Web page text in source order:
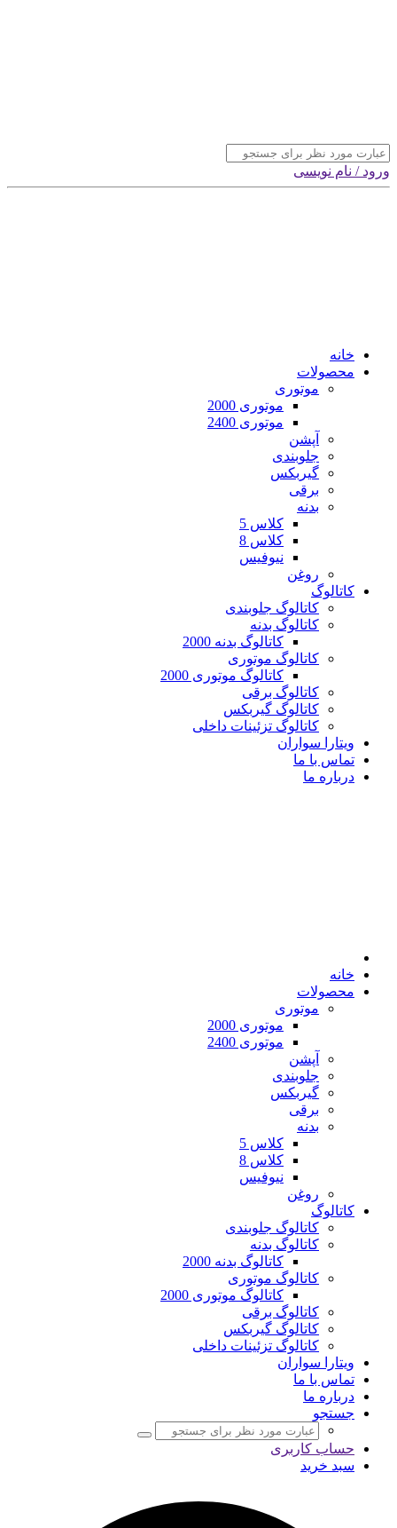
ورود / نام نویسی
خانه
محصولات
موتوری
موتوری 2000
موتوری 2400
آپشن
جلوبندی
گیربکس
برقی
بدنه
کلاس 5
کلاس 8
نیوفیس
روغن
کاتالوگ
کاتالوگ جلوبندی
کاتالوگ بدنه
کاتالوگ بدنه 2000
کاتالوگ موتوری
کاتالوگ موتوری 2000
کاتالوگ برقی
کاتالوگ گیربکس
کاتالوگ تزئینات داخلی
ویتارا سواران
تماس با ما
درباره ما
خانه
محصولات
موتوری
موتوری 2000
موتوری 2400
آپشن
جلوبندی
گیربکس
برقی
بدنه
کلاس 5
کلاس 8
نیوفیس
روغن
کاتالوگ
کاتالوگ جلوبندی
کاتالوگ بدنه
کاتالوگ بدنه 2000
کاتالوگ موتوری
کاتالوگ موتوری 2000
کاتالوگ برقی
کاتالوگ گیربکس
کاتالوگ تزئینات داخلی
ویتارا سواران
تماس با ما
درباره ما
جستجو
حساب کاربری
سبد خرید